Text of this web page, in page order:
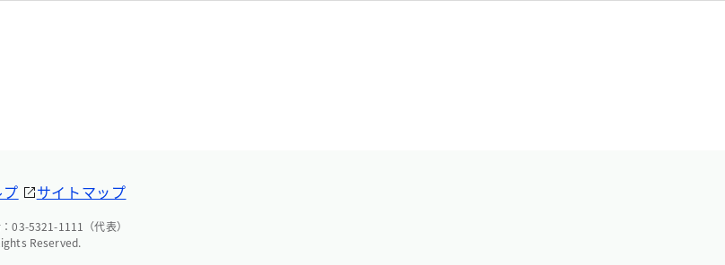
サイトマップ
03-5321-1111（代表）
Reserved.